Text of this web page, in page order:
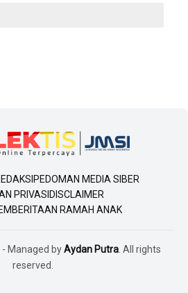
PEDOMAN MEDIA SIBER
PRIVASI DISCLAIMER
RAMAH ANAK
- Managed byAydan Putra. All rights
reserved.